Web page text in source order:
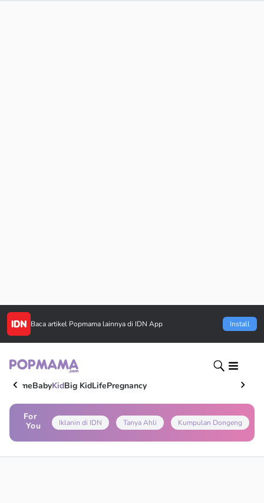
Baca artikel Popmama lainnya di IDN App Install
HomeBabyKidBig KidLifePregnancy
For
You
Iklanin di IDN Tanya Ahli Kumpulan Dongeng